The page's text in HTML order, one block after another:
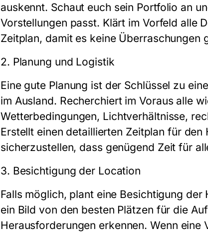
auskennt. Schaut euch sein Portfolio an
Vorstellungen passt. Klärt im Vorfeld alle
Zeitplan, damit es keine Überraschungen
2. Planung und Logistik
Eine gute Planung ist der Schlüssel zu
im Ausland. Recherchiert im Voraus alle
Wetterbedingungen, Lichtverhältnisse,
Erstellt einen detaillierten Zeitplan für
sicherzustellen, dass genügend Zeit für
3. Besichtigung der Location
Falls möglich, plant eine Besichtigung
ein Bild von den besten Plätzen für die
Herausforderungen erkennen. Wenn